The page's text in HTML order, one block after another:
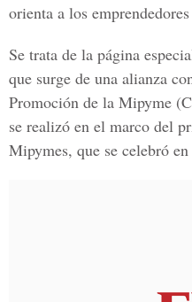
orienta a los
Se trata de la página
que surge de una alianza
Promoción de la Mipyme
se realizó en el marco del
Mipymes, que se celebró